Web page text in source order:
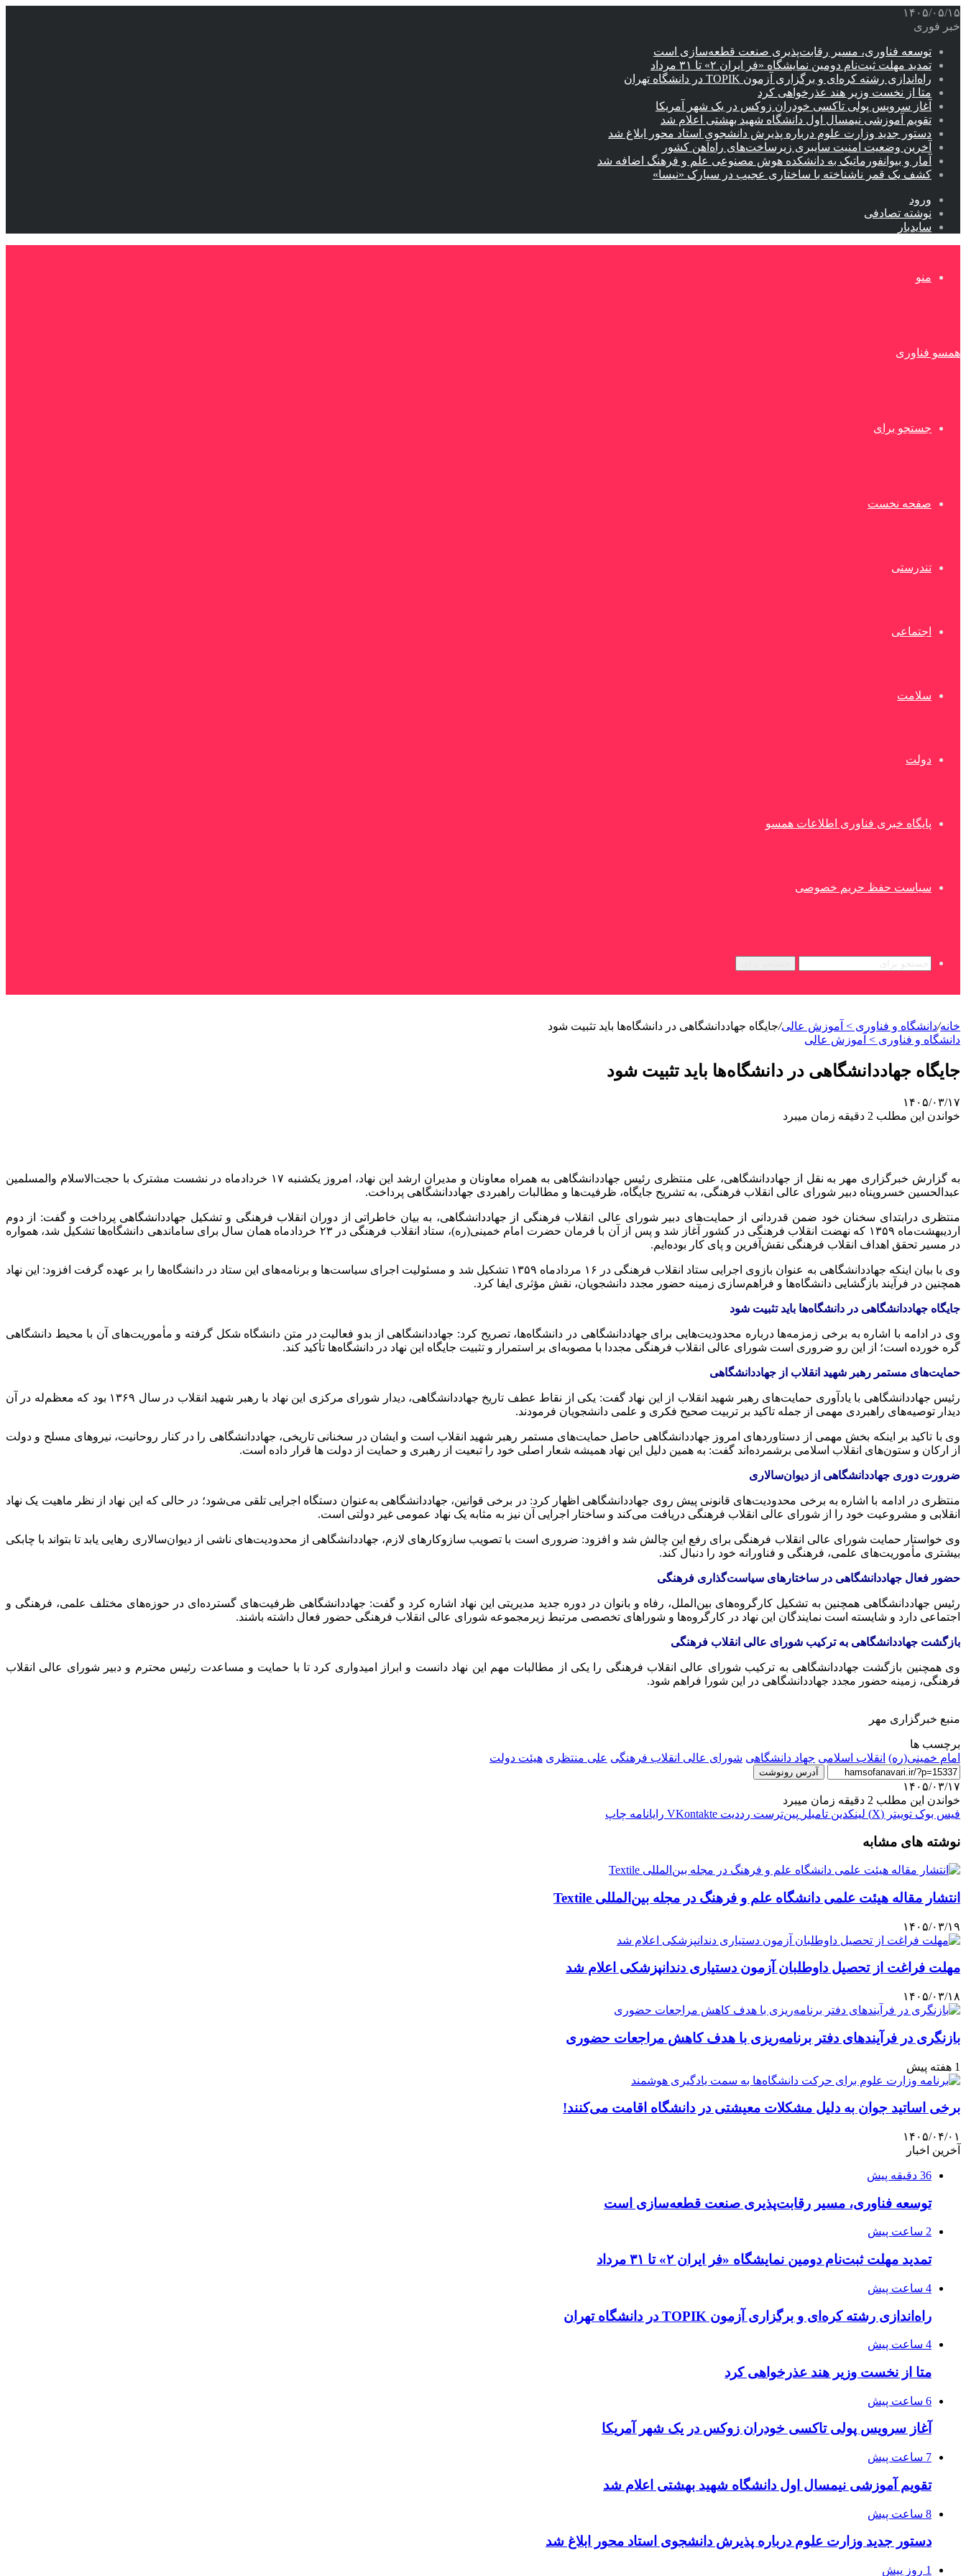
۱۴۰۵/۰۵/۱۵
خبر فوری
توسعه فناوری، مسیر رقابت‌پذیری صنعت قطعه‌سازی است
تمدید مهلت ثبت‌نام دومین نمایشگاه «فر ایران ۲» تا ۳۱ مرداد
راه‌اندازی رشته کره‌ای و برگزاری آزمون TOPIK در دانشگاه تهران
متا از نخست وزیر هند عذرخواهی کرد
آغاز سرویس پولی تاکسی خودران زوکس در یک شهر آمریکا
تقویم آموزشی نیمسال اول دانشگاه شهید بهشتی اعلام شد
دستور جدید وزارت علوم درباره پذیرش دانشجوی استاد محور ابلاغ شد
آخرین وضعیت امنیت سایبری زیرساخت‌های راه‌آهن کشور
آمار و بیوانفورماتیک به دانشکده هوش مصنوعی علم و فرهنگ اضافه شد
کشف یک قمر ناشناخته با ساختاری عجیب در سیارک «نیسا»
ورود
نوشته تصادفی
سایدبار
منو
همسو فناوری
جستجو برای
صفحه نخست
تندرستی
اجتماعی
سلامت
دولت
پایگاه خبری فناوری اطلاعات همسو
سیاست حفظ حریم خصوصی
خانه/دانشگاه و فناوری > آموزش عالی/جایگاه جهاددانشگاهی در دانشگاه‌ها باید تثبیت شود
دانشگاه و فناوری > آموزش عالی
جایگاه جهاددانشگاهی در دانشگاه‌ها باید تثبیت شود
۱۴۰۵/۰۳/۱۷
خواندن این مطلب 2 دقیقه زمان میبرد
به گزارش خبرگزاری مهر به نقل از جهاددانشگاهی، علی منتظری رئیس جهاددانشگاهی به همراه معاونان و مدیران ارشد این نهاد، امروز یکشنبه ۱۷ خردادماه در نشست مشترک با حجت‌الاسلام والمسلمین
عبدالحسین خسروپناه دبیر شورای عالی انقلاب فرهنگی، به تشریح جایگاه، ظرفیت‌ها و مطالبات راهبردی جهاددانشگاهی پرداخت.
منتظری درابتدای سخنان خود ضمن قدردانی از حمایت‌های دبیر شورای عالی انقلاب فرهنگی از جهاددانشگاهی، به بیان خاطراتی از دوران انقلاب فرهنگی و تشکیل جهاددانشگاهی پرداخت و گفت: از دوم
اردیبهشت‌ماه ۱۳۵۹ که نهضت انقلاب فرهنگی در کشور آغاز شد و پس از آن با فرمان حضرت امام خمینی(ره)، ستاد انقلاب فرهنگی در ۲۳ خردادماه همان سال برای ساماندهی دانشگاه‌ها تشکیل شد، همواره
در مسیر تحقق اهداف انقلاب فرهنگی نقش‌آفرین و پای کار بوده‌ایم.
وی با بیان اینکه جهاددانشگاهی به عنوان بازوی اجرایی ستاد انقلاب فرهنگی در ۱۶ مردادماه ۱۳۵۹ تشکیل شد و مسئولیت اجرای سیاست‌ها و برنامه‌های این ستاد در دانشگاه‌ها را بر عهده گرفت افزود: این نهاد
همچنین در فرآیند بازگشایی دانشگاه‌ها و فراهم‌سازی زمینه حضور مجدد دانشجویان، نقش مؤثری ایفا کرد.
جایگاه جهاددانشگاهی در دانشگاه‌ها باید تثبیت شود
وی در ادامه با اشاره به برخی زمزمه‌ها درباره محدودیت‌هایی برای جهاددانشگاهی در دانشگاه‌ها، تصریح کرد: جهاددانشگاهی از بدو فعالیت در متن دانشگاه شکل گرفته و مأموریت‌های آن با محیط دانشگاهی
گره خورده است؛ از این رو ضروری است شورای عالی انقلاب فرهنگی مجددا با مصوبه‌ای بر استمرار و تثبیت جایگاه این نهاد در دانشگاه‌ها تأکید کند.
حمایت‌های مستمر رهبر شهید انقلاب از جهاددانشگاهی
رئیس جهاددانشگاهی با یادآوری حمایت‌های رهبر شهید انقلاب از این نهاد گفت: یکی از نقاط عطف تاریخ جهاددانشگاهی، دیدار شورای مرکزی این نهاد با رهبر شهید انقلاب در سال ۱۳۶۹ بود که معظم‌له در آن
دیدار توصیه‌های راهبردی مهمی از جمله تاکید بر تربیت صحیح فکری و علمی دانشجویان فرمودند.
وی با تاکید بر اینکه بخش مهمی از دستاوردهای امروز جهاددانشگاهی حاصل حمایت‌های مستمر رهبر شهید انقلاب است و ایشان در سخنانی تاریخی، جهاددانشگاهی را در کنار روحانیت، نیروهای مسلح و دولت
از ارکان و ستون‌های انقلاب اسلامی برشمرده‌اند گفت: به همین دلیل این نهاد همیشه شعار اصلی خود را تبعیت از رهبری و حمایت از دولت ها قرار داده است.
ضرورت دوری جهاددانشگاهی از دیوان‌سالاری
منتظری در ادامه با اشاره به برخی محدودیت‌های قانونی پیش روی جهاددانشگاهی اظهار کرد: در برخی قوانین، جهاددانشگاهی به‌عنوان دستگاه اجرایی تلقی می‌شود؛ در حالی که این نهاد از نظر ماهیت یک نهاد
انقلابی و مشروعیت خود را از شورای عالی انقلاب فرهنگی دریافت می‌کند و ساختار اجرایی آن نیز به مثابه یک نهاد عمومی غیر دولتی است.
وی خواستار حمایت شورای عالی انقلاب فرهنگی برای رفع این چالش شد و افزود: ضروری است با تصویب سازوکارهای لازم، جهاددانشگاهی از محدودیت‌های ناشی از دیوان‌سالاری رهایی یابد تا بتواند با چابکی
بیشتری مأموریت‌های علمی، فرهنگی و فناورانه خود را دنبال کند.
حضور فعال جهاددانشگاهی در ساختارهای سیاست‌گذاری فرهنگی
رئیس جهاددانشگاهی همچنین به تشکیل کارگروه‌های بین‌الملل، رفاه و بانوان در دوره جدید مدیریتی این نهاد اشاره کرد و گفت: جهاددانشگاهی ظرفیت‌های گسترده‌ای در حوزه‌های مختلف علمی، فرهنگی و
اجتماعی دارد و شایسته است نمایندگان این نهاد در کارگروه‌ها و شوراهای تخصصی مرتبط زیرمجموعه شورای عالی انقلاب فرهنگی حضور فعال داشته باشند.
بازگشت جهاددانشگاهی به ترکیب شورای عالی انقلاب فرهنگی
وی همچنین بازگشت جهاددانشگاهی به ترکیب شورای عالی انقلاب فرهنگی را یکی از مطالبات مهم این نهاد دانست و ابراز امیدواری کرد تا با حمایت و مساعدت رئیس محترم و دبیر شورای عالی انقلاب
فرهنگی، زمینه حضور مجدد جهاددانشگاهی در این شورا فراهم شود.
منبع خبرگزاری مهر
برچسب ها
امام خمینی(ره) انقلاب اسلامی جهاد دانشگاهی شورای عالی انقلاب فرهنگی علی منتظری هیئت دولت
آدرس رونوشت
۱۴۰۵/۰۳/۱۷
خواندن این مطلب 2 دقیقه زمان میبرد
فیس بوک توییتر (X) لینکدین ‫تامبلر ‫پین‌ترست ‫رددیت ‫VKontakte رایانامه چاپ
نوشته های مشابه
انتشار مقاله هیئت علمی دانشگاه علم و فرهنگ در مجله بین‌المللی Textile
۱۴۰۵/۰۳/۱۹
مهلت فراغت از تحصیل داوطلبان آزمون دستیاری دندانپزشکی اعلام شد
۱۴۰۵/۰۳/۱۸
بازنگری در فرآیندهای دفتر برنامه‌ریزی با هدف کاهش مراجعات حضوری
1 هفته پیش
برخی اساتید جوان به دلیل مشکلات معیشتی در دانشگاه اقامت می‌کنند!
۱۴۰۵/۰۴/۰۱
آخرین اخبار
36 دقیقه پیش
توسعه فناوری، مسیر رقابت‌پذیری صنعت قطعه‌سازی است
2 ساعت پیش
تمدید مهلت ثبت‌نام دومین نمایشگاه «فر ایران ۲» تا ۳۱ مرداد
4 ساعت پیش
راه‌اندازی رشته کره‌ای و برگزاری آزمون TOPIK در دانشگاه تهران
4 ساعت پیش
متا از نخست وزیر هند عذرخواهی کرد
6 ساعت پیش
آغاز سرویس پولی تاکسی خودران زوکس در یک شهر آمریکا
7 ساعت پیش
تقویم آموزشی نیمسال اول دانشگاه شهید بهشتی اعلام شد
8 ساعت پیش
دستور جدید وزارت علوم درباره پذیرش دانشجوی استاد محور ابلاغ شد
1 روز پیش